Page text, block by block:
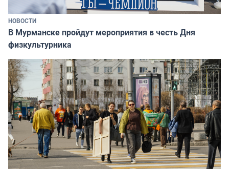
НОВОСТИ
В Мурманске пройдут мероприятия в честь Дня
физкультурника